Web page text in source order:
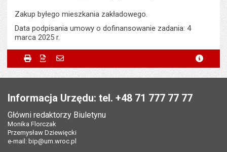
Zakup byłego mieszkania zakładowego.
Data podpisania umowy o dofinansowanie zadania: 4
marca 2025 r.
Metryczka
Odpowiedzialny za treść:
Liczba wyświetleń:
Powiadom znajomego
Powiadom znajomego
Twoje imię i nazwisko
Twój adres e-mail
Tytuł e-mailaPole wymagane
*
Adres e-mail znajomego
Drukuj Zapisz do PDF
Informacja Urzędu: tel. +48 71 777 77 77
Główni redaktorzy Biuletynu
Monika Florczak
Przemysław Dziewięcki
e-mail:bip@um.wroc.pl